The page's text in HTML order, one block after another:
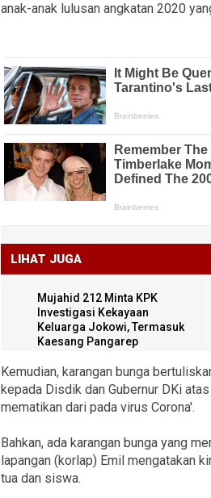
anak-anak lulusan angkatan 2020
LIHAT JUGA
Mujahid 212 Minta KPK
Investigasi Kekayaan
Keluarga Jokowi, Termasuk
Kaesang Pangarep
Kemudian, karangan bunga
kepada Disdik dan Gubernur DKi
mematikan dari pada virus Corona'.
Bahkan, ada karangan bunga yang
lapangan (korlap) Emil mengatakan
tua dan siswa.